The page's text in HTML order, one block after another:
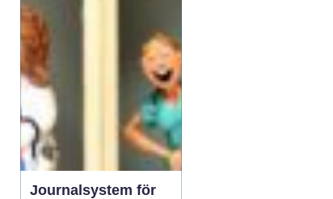
fokus, sammanhållning
och ny energ...
Journalsystem för